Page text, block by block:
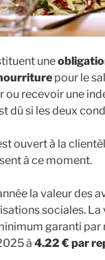
une
pour le
ou recevoir une
dû si les deux
ouvert à la
à ce moment.
la valeur des
sociales. La
garanti
à 4.22 € par